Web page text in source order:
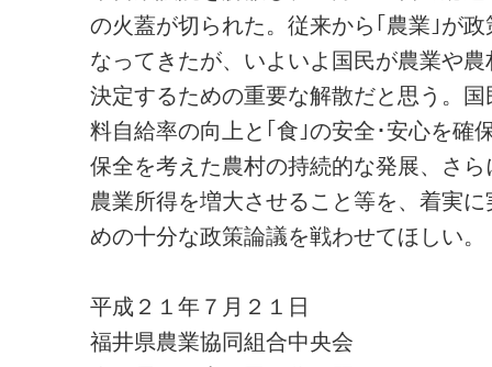
の火蓋が切られた。従来から｢農業｣が
なってきたが、いよいよ国民が農業や
決定するための重要な解散だと思う。
料自給率の向上と｢食｣の安全･安心を確
保全を考えた農村の持続的な発展、さ
農業所得を増大させること等を、着実
めの十分な政策論議を戦わせてほしい。
平成２１年７月２１日
福井県農業協同組合中央会